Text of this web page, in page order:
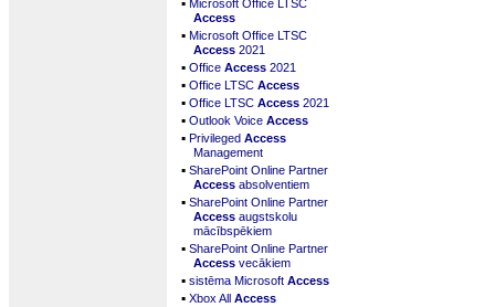
Microsoft Office LTSC
Access
▪ Microsoft Office LTSC
Access 2021
▪ Office Access 2021
▪ Office LTSC Access
▪ Office LTSC Access 2021
▪ Outlook Voice Access
▪ Privileged Access
Management
▪ SharePoint Online Partner
Access absolventiem
▪ SharePoint Online Partner
Access augstskolu
mācībspēkiem
▪ SharePoint Online Partner
Access vecākiem
▪ sistēma Microsoft Access
▪ Xbox All Access